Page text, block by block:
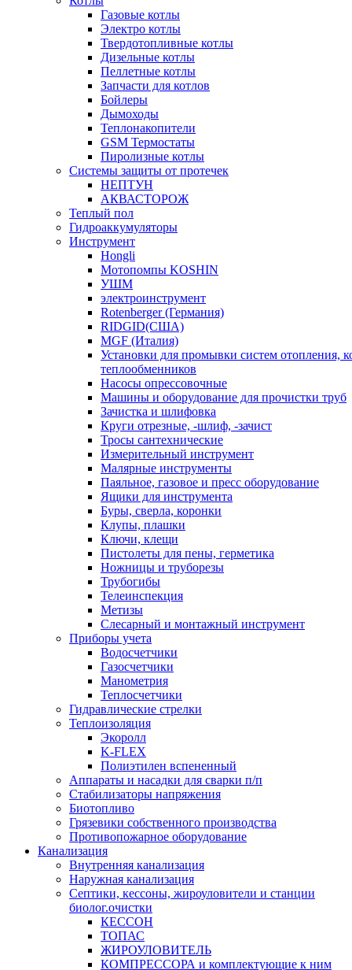
Газовые котлы
Электро котлы
Твердотопливные котлы
Дизельные котлы
Пеллетные котлы
Запчасти для котлов
Бойлеры
Дымоходы
Теплонакопители
GSM Термостаты
Пиролизные котлы
Системы защиты от протечек
НЕПТУН
АКВАСТОРОЖ
Теплый пол
Гидроаккумуляторы
Инструмент
Hongli
Мотопомпы KOSHIN
УШМ
электроинструмент
Rotenberger (Германия)
RIDGID(США)
MGF (Италия)
Установки для промывки систем отопления,
теплообменников
Насосы опрессовочные
Машины и оборудование для прочистки труб
Зачистка и шлифовка
Круги отрезные, -шлиф, -зачист
Тросы сантехнические
Измерительный инструмент
Малярные инструменты
Паяльное, газовое и пресс оборудование
Ящики для инструмента
Буры, сверла, коронки
Клупы, плашки
Ключи, клещи
Пистолеты для пены, герметика
Ножницы и труборезы
Трубогибы
Телеинспекция
Метизы
Слесарный и монтажный инструмент
Приборы учета
Водосчетчики
Газосчетчики
Манометрия
Теплосчетчики
Гидравлические стрелки
Теплоизоляция
Экоролл
K-FLEX
Полиэтилен вспененный
Аппараты и насадки для сварки п/п
Стабилизаторы напряжения
Биотопливо
Грязевики собственного производства
Противопожарное оборудование
Канализация
Внутренняя канализация
Наружная канализация
Септики, кессоны, жироуловители и станции
биолог.очистки
КЕССОН
ТОПАС
ЖИРОУЛОВИТЕЛЬ
КОМПРЕССОРА и комплектующие к ним